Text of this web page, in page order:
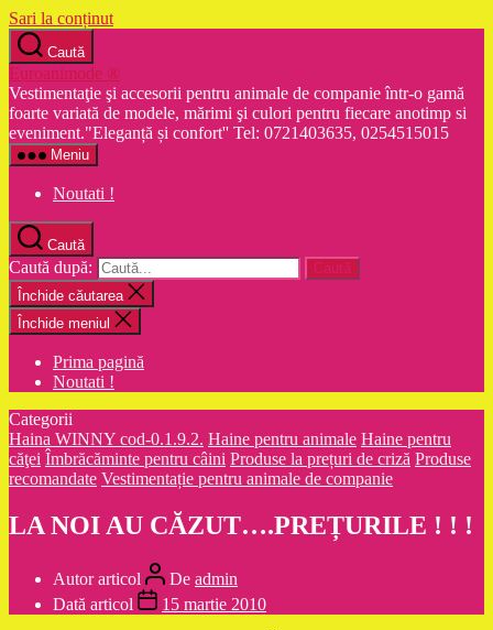
Sari la conținut
Caută
Euroanimode ®
Vestimentaţie şi accesorii pentru animale de companie într-o gamă
foarte variată de modele, mărimi şi culori pentru fiecare anotimp si
eveniment."Eleganță și confort'' Tel: 0721403635, 0254515015
Meniu
Noutati !
Caută
Caută după:
Închide căutarea
Închide meniul
Prima pagină
Noutati !
Categorii
Haina WINNY cod-0.1.9.2. Haine pentru animale Haine pentru
căţei Îmbrăcăminte pentru câini Produse la prețuri de criză Produse
recomandate Vestimentație pentru animale de companie
LA NOI AU CĂZUT….PREȚURILE ! ! !
Autor articol De admin
Dată articol
15 martie 2010